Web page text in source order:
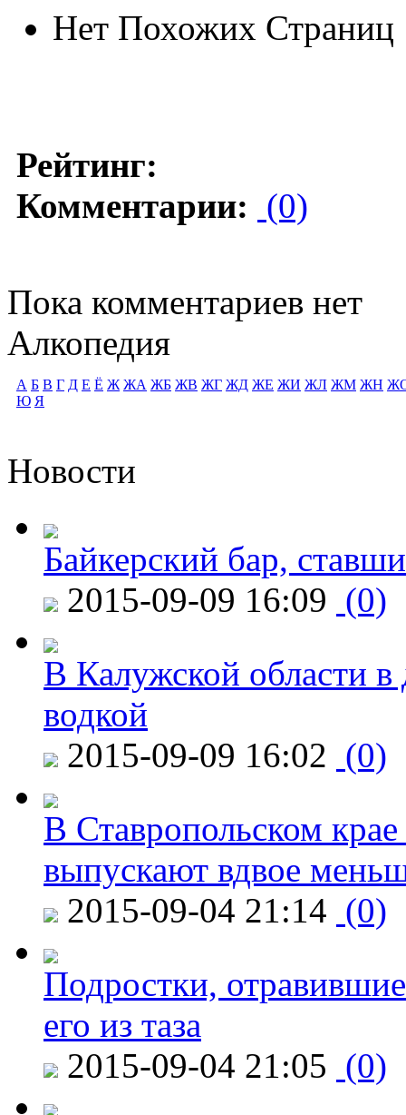
Нет Похожих Страниц
Рейтинг:
Комментарии: (0)
Пока комментариев нет
Алкопедия
А Б В Г Д Е Ё Ж ЖА ЖБ ЖВ ЖГ ЖД ЖЕ ЖИ ЖЛ ЖМ ЖН
Ю Я
Новости
Байкерский бар,
2015-09-09 16:09 (0)
В Калужской области в
водкой
2015-09-09 16:02 (0)
В Ставропольском
выпускают вдвое
2015-09-04 21:14 (0)
Подростки,
его из таза
2015-09-04 21:05 (0)